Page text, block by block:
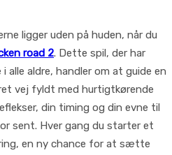
ligger uden på huden, når du
road 2. Dette spil, der har
alle aldre, handler om at guide en
vej fyldt med hurtigtkørende
din timing og din evne til
sent. Hver gang du starter et
en ny chance for at sætte